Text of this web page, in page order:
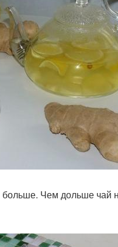
Чем дольше чай